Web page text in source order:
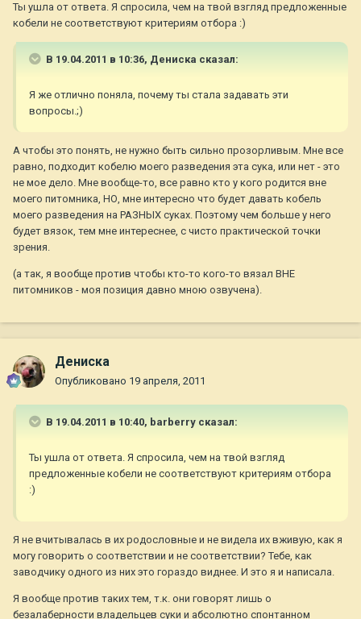
Ты ушла от ответа. Я спросила, чем на твой взгляд предложенные
кобели не соответствуют критериям отбора :)
В 19.04.2011 в 10:36, Дениска сказал:
Я же отлично поняла, почему ты стала задавать эти
вопросы.;)
А чтобы это понять, не нужно быть сильно прозорливым. Мне все
равно, подходит кобелю моего разведения эта сука, или нет - это
не мое дело. Мне вообще-то, все равно кто у кого родится вне
моего питомника, НО, мне интересно что будет давать кобель
моего разведения на РАЗНЫХ суках. Поэтому чем больше у него
будет вязок, тем мне интереснее, с чисто практической точки
зрения.
(а так, я вообще против чтобы кто-то кого-то вязал ВНЕ
питомников - моя позиция давно мною озвучена).
Дениска
Опубликовано 19 апреля, 2011
В 19.04.2011 в 10:40, barberry сказал:
Ты ушла от ответа. Я спросила, чем на твой взгляд
предложенные кобели не соответствуют критериям отбора
:)
Я не вчитывалась в их родословные и не видела их вживую, как я
могу говорить о соответствии и не соответствии? Тебе, как
заводчику одного из них это гораздо виднее. И это я и написала.
Я вообще против таких тем, т.к. они говорят лишь о
безалаберности владельцев суки и абсолютно спонтанном